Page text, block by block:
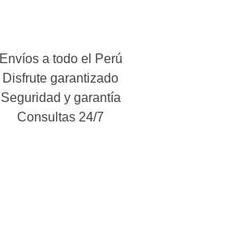
Envíos a todo el Perú
Disfrute garantizado
Seguridad y garantía
Consultas 24/7